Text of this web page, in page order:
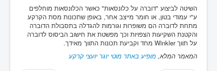
השיטה לביצוע "דוברה על כלונסאות" כאשר הכלונסאות מוחלפים
ע"י עמודי בטון, או חומר מייצב אחר, באופן שתכונות מסת הקרקע
מתחת לדוברה הם משופרות וגורמות להגדלה בתסבולת הדוברה
והקטנת השקיעות הצפויות וכך מפשטת את חישוב הביסוס לדוברה
על תווך Winkler מחד וקביעת תכונות התווך מאידך.
המאמר המלא, מופיע באתר מוטי יוגר יועצי קרקע